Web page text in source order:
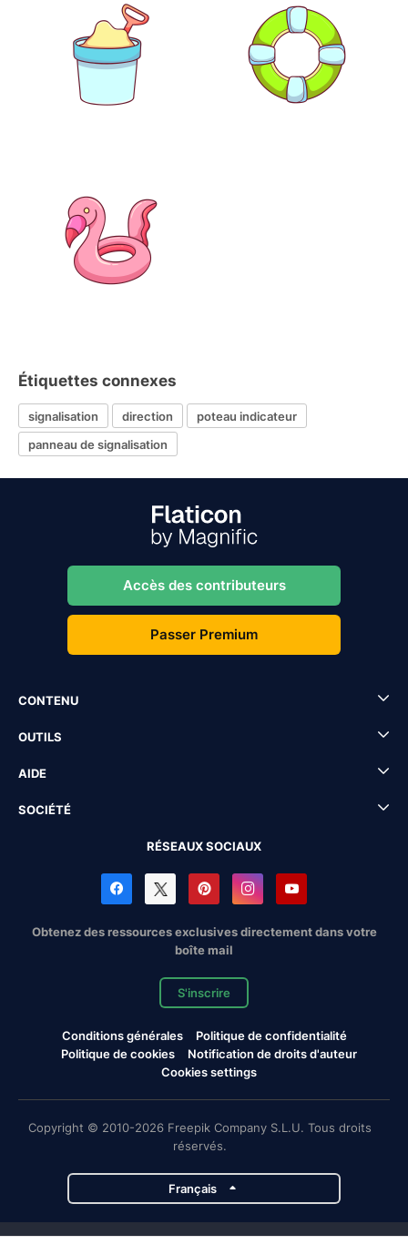
Étiquettes connexes
signalisation direction
poteau indicateur
panneau de signalisation
Accès des contributeurs
Passer Premium
CONTENU
OUTILS
AIDE
SOCIÉTÉ
RÉSEAUX SOCIAUX
Obtenez des ressources exclusives directement dans votre
boîte mail
S'inscrire
Conditions générales
Politique de confidentialité
Politique de cookies
Notification de droits d'auteur
Cookies settings
Copyright © 2010-2026 Freepik Company S.L.U. Tous droits
réservés.
Français